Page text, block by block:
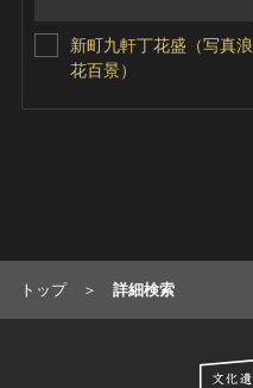
新町九軒丁花盛（写真浪
花百景）
トップ 詳細検索